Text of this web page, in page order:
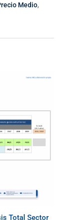
Medio,
Total Sector